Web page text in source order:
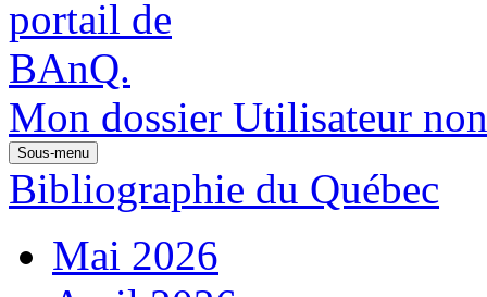
Mon dossier Utilisateur
Sous-menu
Bibliographie du Québec
Mai 2026